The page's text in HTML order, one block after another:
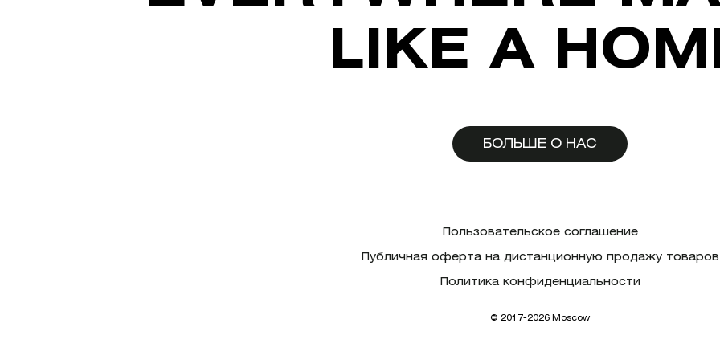
LIKE A
БОЛЬШЕ О НАС
Пользовательское соглашение
Публичная оферта на дистанционную продажу товаров
Политика конфиденциальности
© 2017-2026 Moscow